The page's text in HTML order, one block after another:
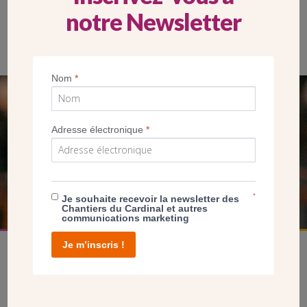
Vue du toit et du clocher, ils ne sont plus étanches et laissent
SEUL VOTRE DON
NOUS PERMET D’AGIR
FAIRE UN DON
notre Newsletter
Nom*
Adresse électronique*
Je souhaite recevoir la newsletter des
Chantiers du Cardinal et autres
communications marketing
*
Je m’inscris !